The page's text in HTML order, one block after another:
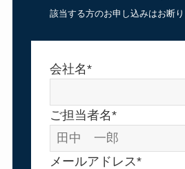
該当する方のお申し込みはお断り
会社名*
ご担当者名*
メールアドレス*